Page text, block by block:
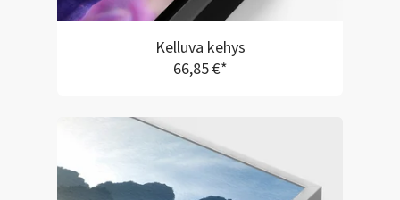
Kelluva kehys
66,85 €*